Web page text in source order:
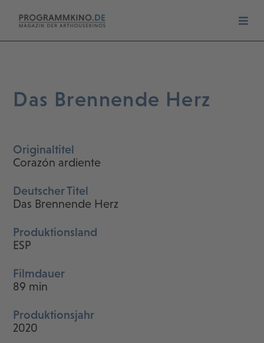
Das Brennende Herz
Originaltitel
Corazón ardiente
Deutscher Titel
Das Brennende Herz
Produktionsland
ESP
Filmdauer
89 min
Produktionsjahr
2020